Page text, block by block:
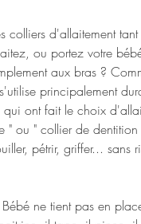
d'allaitement tant
ou portez votre
aux bras ?
principalement
ont fait le choix
" ou " collier de
pétrir, griffer... sans
ne tient pas en